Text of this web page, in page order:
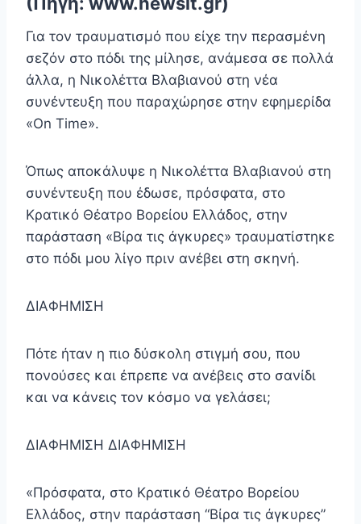
Για τον τραυματισμό που είχε την περασμένη
σεζόν στο πόδι της μίλησε, ανάμεσα σε πολλά
άλλα, η Νικολέττα Βλαβιανού στη νέα
συνέντευξη που παραχώρησε στην εφημερίδα
«On Time».
Όπως αποκάλυψε η Νικολέττα Βλαβιανού στη
συνέντευξη που έδωσε, πρόσφατα, στο
Κρατικό Θέατρο Βορείου Ελλάδος, στην
παράσταση «Βίρα τις άγκυρες» τραυματίστηκε
στο πόδι μου λίγο πριν ανέβει στη σκηνή.
ΔΙΑΦΗΜΙΣΗ
Πότε ήταν η πιο δύσκολη στιγμή σου, που
πονούσες και έπρεπε να ανέβεις στο σανίδι
και να κάνεις τον κόσμο να γελάσει;
ΔΙΑΦΗΜΙΣΗ ΔΙΑΦΗΜΙΣΗ
«Πρόσφατα, στο Κρατικό Θέατρο Βορείου
Ελλάδος, στην παράσταση “Βίρα τις άγκυρες”